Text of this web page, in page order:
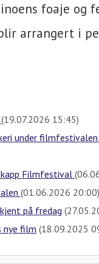
foaje og
arrangert i
(19.07.2026 15:45)
under
Filmfestival
(01.06.2026 20:00)
på fredag
nye film (18.09.2025